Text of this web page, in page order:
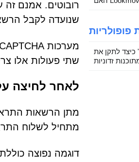
שנועדה לקבל
שתי פעולות אלו
לאחר לחיצה
מתחיל לשלוח
דוגמה נפוצה
פופולריות
כיצד לתקן את 'macOS אינו יכול לאמת